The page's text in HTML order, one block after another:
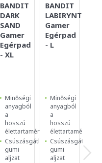
BANDIT
DARK
SAND
Gamer
Egérpad
- XL
Minőségi
anyagból
a
hosszú
élettartamért
Csúszásgátló
gumi
aljzat
BANDIT
LABIRYNTH
Gamer
Egérpad
- L
Minőségi
anyagból
a
hosszú
élettartamért
Csúszásgátló
gumi
aljzat